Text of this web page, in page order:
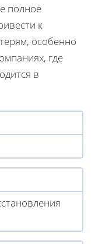
полное
к
особенно
где
в